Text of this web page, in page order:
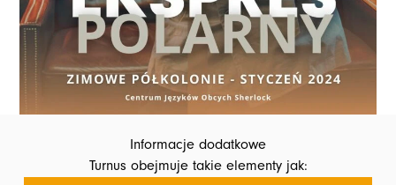
Informacje dodatkowe
Turnus obejmuje takie elementy jak: